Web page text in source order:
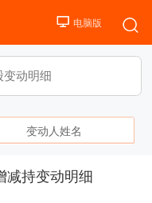
变动人姓名
减持变动明细